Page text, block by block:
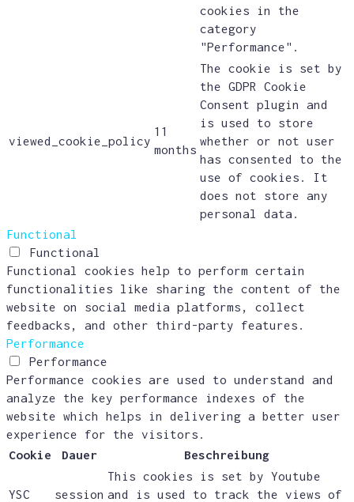
cookies in the
category
"Performance".
viewed_cookie_policy
11
months
The cookie is set by
the GDPR Cookie
Consent plugin and
is used to store
whether or not user
has consented to the
use of cookies. It
does not store any
personal data.
Functional
Functional
Functional cookies help to perform certain
functionalities like sharing the content of the
website on social media platforms, collect
feedbacks, and other third-party features.
Performance
Performance
Performance cookies are used to understand and
analyze the key performance indexes of the
website which helps in delivering a better user
experience for the visitors.
Cookie
Dauer Beschreibung
YSC session
This cookies is set by Youtube
and is used to track the views of